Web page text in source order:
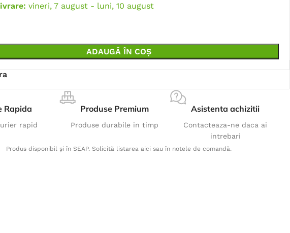
vineri, 7 august - luni, 10 august
ADAUGĂ ÎN COȘ
Rapida
rapid
Produse Premium
Produse durabile in timp
Asistenta achizitii
Contacteaza-ne daca ai
intrebari
Produs disponibil și în SEAP. Solicită listarea aici sau în notele de comandă.